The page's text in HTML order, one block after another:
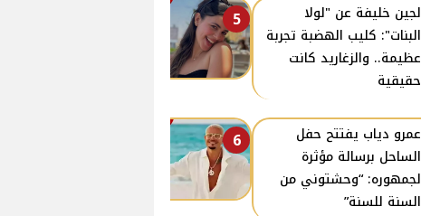
5
لجين خليفة عن "لولا
البنات": كليب الهضبة تجربة
عظيمة.. والزغاريد كانت
حقيقية
6
عمرو دياب يفتتح حفل
الساحل برسالة مؤثرة
لجمهوره: “وحشتوني من
السنة للسنة”